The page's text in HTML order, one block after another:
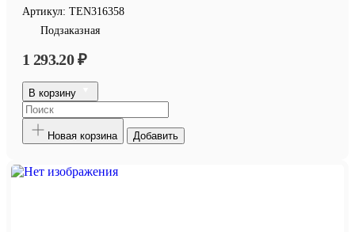
Артикул: TEN316358
Подзаказная
1 293.20 ₽
В корзину
Новая корзина Добавить